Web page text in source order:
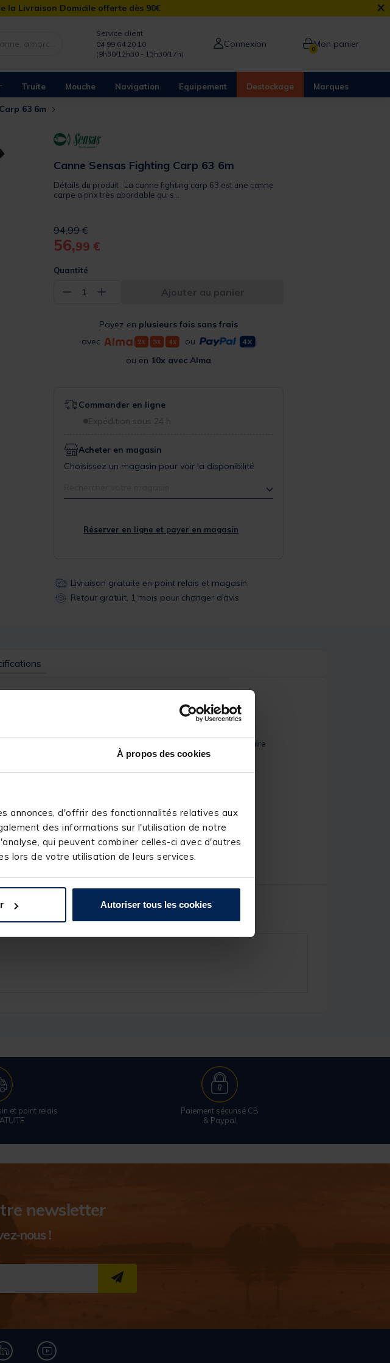
À propos des cookies
annonces, d'offrir des fonctionnalités relatives aux
des informations sur l'utilisation de notre
qui peuvent combiner celles-ci avec d'autres
lors de votre utilisation de leurs services.
Autoriser tous les cookies
la Livraison Domicile offerte dès 90€ ×
Service client
04 99 64 20 10
(9h30/12h30 - 13h30/17h)
Connexion 0Mon panier
Truite Mouche Navigation Equipement Destockage Marques
63 6m
Canne Sensas Fighting Carp 63 6m
Détails du produit : La canne fighting carp 63 est une canne
carpe a prix très abordable qui s...
Price reduced from
94,99 €to
56,99 €
Quantité
− 1 + Ajouter au panier
Payez en plusieurs fois sans frais
avec
ou
ou en 10x avec Alma
Commander en ligne
Expédition sous 24 h
Acheter en magasin
Choisissez un magasin pour voir la disponibilité
Réserver en ligne et payer en magasin
Livraison gratuite en point relais et magasin
Retour gratuit, 1 mois pour changer d’avis
pecheurs débutants et intermédiaires.Sa longeur intermédaire
assez pour contenir de jolis spécimens en bordure.
et point relais
Paiement sécurisé CB
& Paypal
newsletter
nous !
S''INSCRIRE